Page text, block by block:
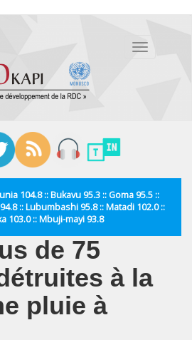
Toggle
104.8 :: Bukavu 95.3 :: Goma 95.5 ::
:: Lubumbashi 95.8 :: Matadi 102.0 ::
103.0 :: Mbuji-mayi 93.8
de 75
à la
pluie à